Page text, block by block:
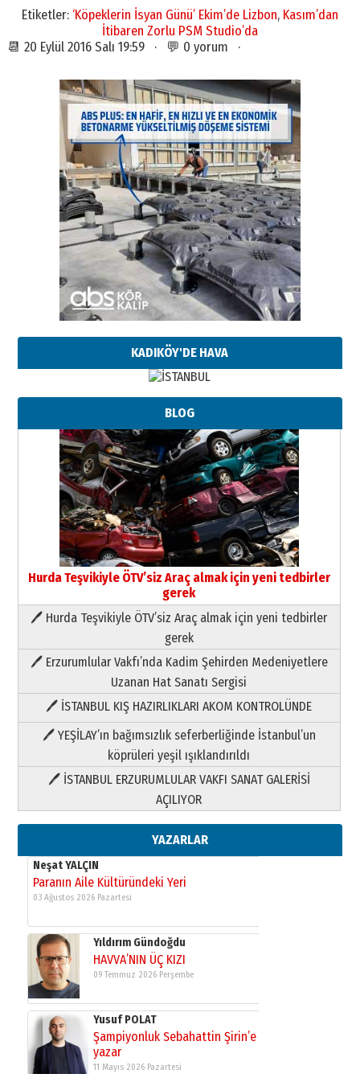
Etiketler: ‘Köpeklerin İsyan Günü’ Ekim’de Lizbon, Kasım’dan
İtibaren Zorlu PSM Studio’da
📆 20 Eylül 2016 Salı 19:59 · 💬 0 yorum ·
KADIKÖY'DE HAVA
BLOG
Hurda Teşvikiyle ÖTV’siz Araç almak için yeni tedbirler
gerek
🖊 Hurda Teşvikiyle ÖTV’siz Araç almak için yeni tedbirler
gerek
🖊 Erzurumlular Vakfı’nda Kadim Şehirden Medeniyetlere
Uzanan Hat Sanatı Sergisi
🖊 İSTANBUL KIŞ HAZIRLIKLARI AKOM KONTROLÜNDE
🖊 YEŞİLAY’ın bağımsızlık seferberliğinde İstanbul’un
köprüleri yeşil ışıklandırıldı
🖊 İSTANBUL ERZURUMLULAR VAKFI SANAT GALERİSİ
AÇILIYOR
YAZARLAR
Paranın Aile Kültüründeki Yeri
03 Ağustos 2026 Pazartesi
Yıldırım Gündoğdu
HAVVA’NIN ÜÇ KIZI
09 Temmuz 2026 Perşembe
Yusuf POLAT
Şampiyonluk Sebahattin Şirin’e
yazar
11 Mayıs 2026 Pazartesi
Neşat YALÇIN
Paranın Aile Kültüründeki Yeri
03 Ağustos 2026 Pazartesi
Yıldırım Gündoğdu
HAVVA’NIN ÜÇ KIZI
09 Temmuz 2026 Perşembe
Yusuf POLAT
Şampiyonluk Sebahattin Şirin’e
yazar
11 Mayıs 2026 Pazartesi